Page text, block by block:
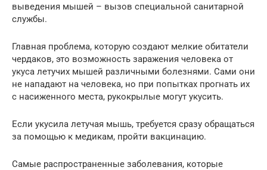
выведения мышей – вызов специальной санитарной
службы.
Главная проблема, которую создают мелкие обитатели
чердаков, это возможность заражения человека от
укуса летучих мышей различными болезнями. Сами они
не нападают на человека, но при попытках прогнать их
с насиженного места, рукокрылые могут укусить.
Если укусила летучая мышь, требуется сразу обращаться
за помощью к медикам, пройти вакцинацию.
Самые распространенные заболевания, которые